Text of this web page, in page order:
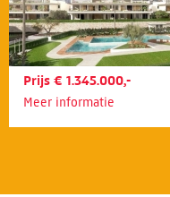
Prijs € 1.345.000,-
Meer informatie